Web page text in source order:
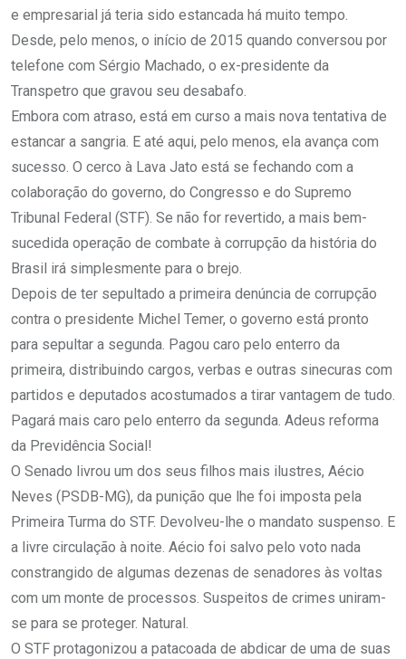
e empresarial já teria sido estancada há muito tempo.
Desde, pelo menos, o início de 2015 quando conversou por
telefone com Sérgio Machado, o ex-presidente da
Transpetro que gravou seu desabafo.
Embora com atraso, está em curso a mais nova tentativa de
estancar a sangria. E até aqui, pelo menos, ela avança com
sucesso. O cerco à Lava Jato está se fechando com a
colaboração do governo, do Congresso e do Supremo
Tribunal Federal (STF). Se não for revertido, a mais bem-
sucedida operação de combate à corrupção da história do
Brasil irá simplesmente para o brejo.
Depois de ter sepultado a primeira denúncia de corrupção
contra o presidente Michel Temer, o governo está pronto
para sepultar a segunda. Pagou caro pelo enterro da
primeira, distribuindo cargos, verbas e outras sinecuras com
partidos e deputados acostumados a tirar vantagem de tudo.
Pagará mais caro pelo enterro da segunda. Adeus reforma
da Previdência Social!
O Senado livrou um dos seus filhos mais ilustres, Aécio
Neves (PSDB-MG), da punição que lhe foi imposta pela
Primeira Turma do STF. Devolveu-lhe o mandato suspenso. E
a livre circulação à noite. Aécio foi salvo pelo voto nada
constrangido de algumas dezenas de senadores às voltas
com um monte de processos. Suspeitos de crimes uniram-
se para se proteger. Natural.
O STF protagonizou a patacoada de abdicar de uma de suas